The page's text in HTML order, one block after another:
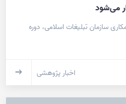
می‌شود
سازمان تبلیغات اسلامی، دوره
اخبار پژوهشی